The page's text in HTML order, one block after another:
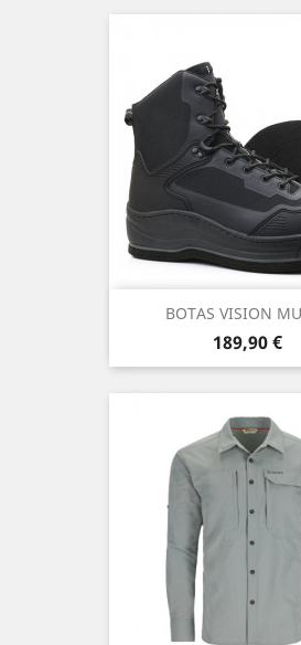
BOTAS VISION
Precio
189,90 €